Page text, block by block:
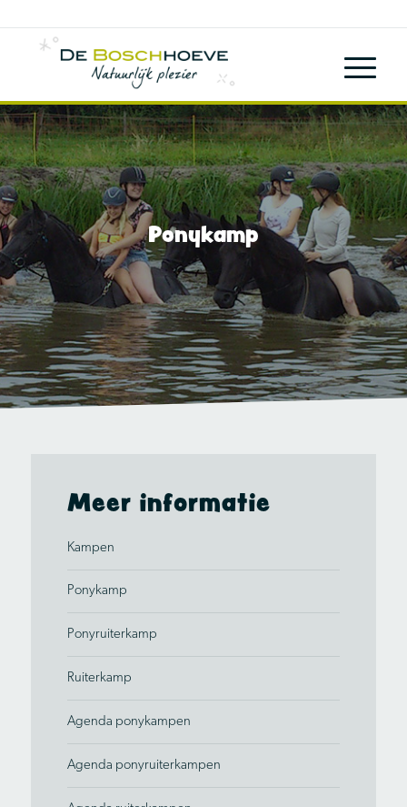
Ponykamp
Meer informatie
Kampen
Ponykamp
Ponyruiterkamp
Ruiterkamp
Agenda ponykampen
Agenda ponyruiterkampen